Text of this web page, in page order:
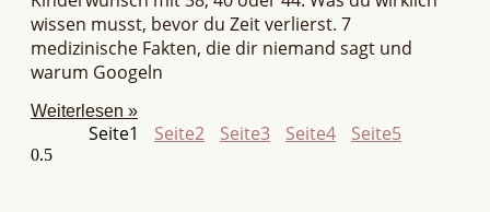
wissen musst, bevor du Zeit verlierst. 7
medizinische Fakten, die dir niemand sagt und
warum Googeln
Weiterlesen »
Seite1 Seite2 Seite3 Seite4 Seite5